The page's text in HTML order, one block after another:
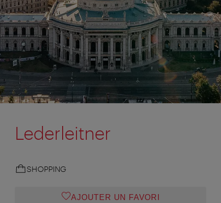
Lederleitner
SHOPPING
AJOUTER UN FAVORI